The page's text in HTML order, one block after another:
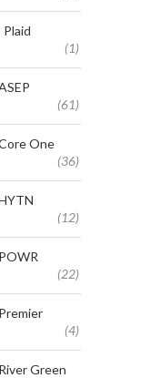
(1)
(61)
One
(36)
(12)
(22)
(4)
Green